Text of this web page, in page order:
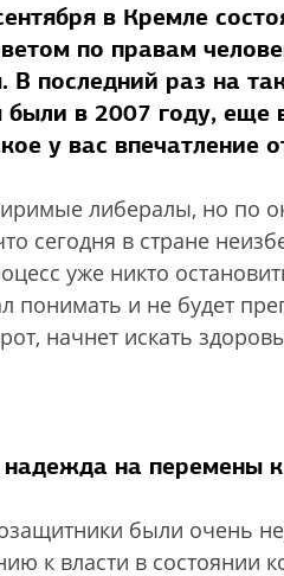
в Кремле
по правам
В последний раз на
были в 2007 году, еще
у вас впечатление
либералы, но по
сегодня в стране
уже никто
понимать и не будет
начнет искать
на перемены
были очень
к власти в состоянии